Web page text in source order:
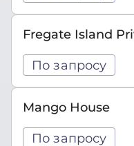
Fregate Island
По запросу
Mango House
По запросу